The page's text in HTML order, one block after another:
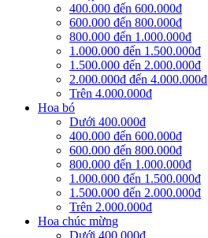
400.000 đến 600.000đ
600.000 đến 800.000đ
800.000 đến 1.000.000đ
1.000.000 đến 1.500.000đ
1.500.000 đến 2.000.000đ
2.000.000đ đến 4.000.000đ
Trên 4.000.000đ
Hoa bó
Dưới 400.000đ
400.000 đến 600.000đ
600.000 đến 800.000đ
800.000 đến 1.000.000đ
1.000.000 đến 1.500.000đ
1.500.000 đến 2.000.000đ
Trên 2.000.000đ
Hoa chúc mừng
Dưới 400.000đ